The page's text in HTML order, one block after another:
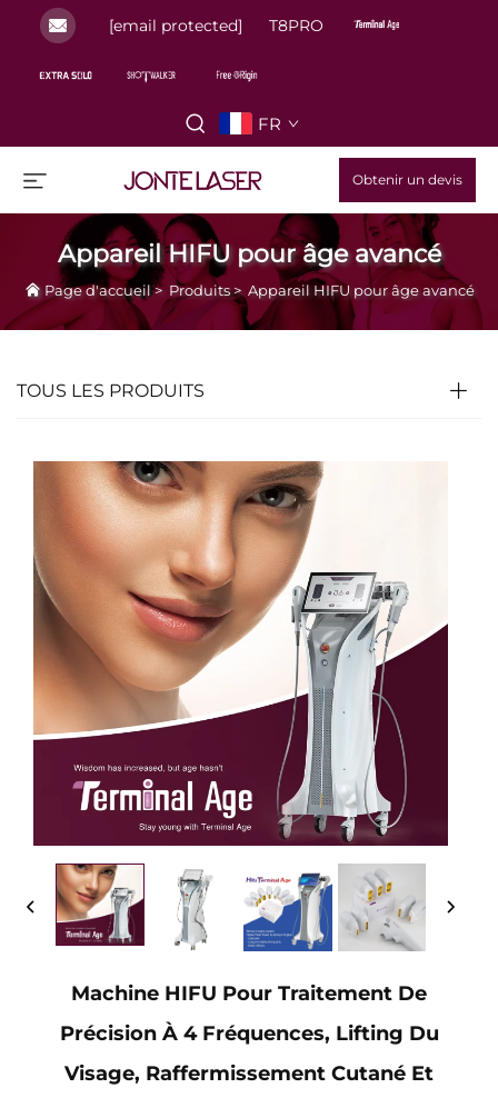
[email protected] T8PRO
FR
Obtenir un devis
Appareil HIFU pour âge avancé
Page d'accueil> Produits> Appareil HIFU pour âge avancé
TOUS LES PRODUITS
Machine HIFU Pour Traitement De
Précision À 4 Fréquences, Lifting Du
Visage, Raffermissement Cutané Et